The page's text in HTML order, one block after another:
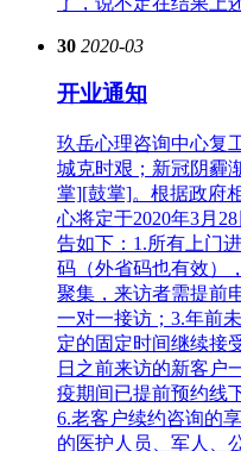
30 2020-03
开业通知
玖岳心理咨询中心复
城克时艰；新冠阴霾
掌][鼓掌]。根据政府
心将定于2020年3月
告如下：1.所有上门
码（外省码也有效）
聚集，来访者需提前
一对一接访；3.年前
定的固定时间继续接
日之前来访的新客户
疫期间已提前预约线
6.老客户续约咨询的
的医护人员、军人、